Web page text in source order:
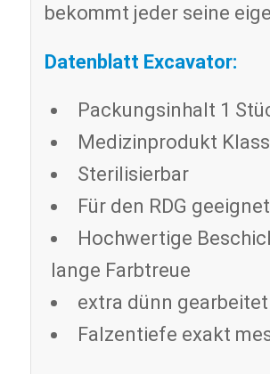
bekommt jeder seine
Datenblatt Excavator:
Packungsinhalt 1
Medizinprodukt
Sterilisierbar
Für den RDG
Hochwertige
lange Farbtreue
extra dünn gearbeitet
Falzentiefe exakt